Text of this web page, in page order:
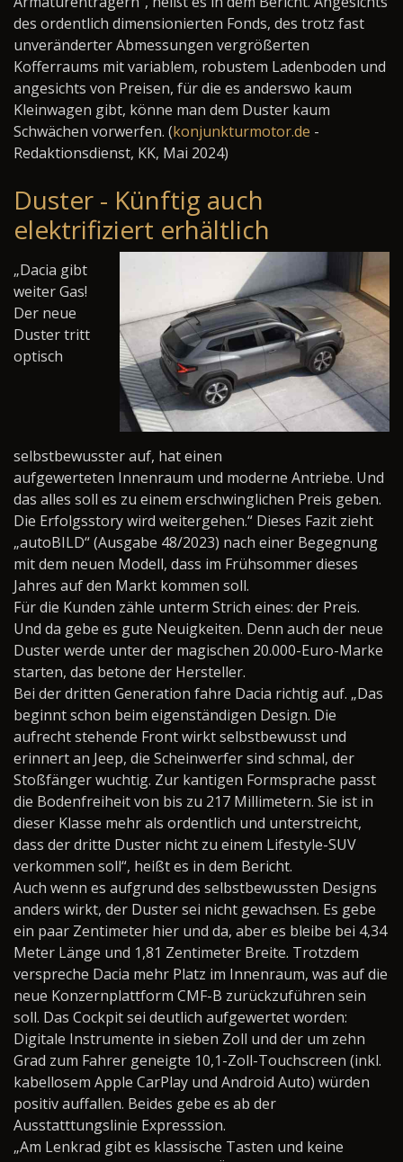
des ordentlich dimensionierten Fonds, des trotz fast
unveränderter Abmessungen vergrößerten
Kofferraums mit variablem, robustem Ladenboden und
angesichts von Preisen, für die es anderswo kaum
Kleinwagen gibt, könne man dem Duster kaum
Schwächen vorwerfen. (konjunkturmotor.de -
Redaktionsdienst, KK, Mai 2024)
Duster - Künftig auch
elektrifiziert erhältlich
„Dacia gibt
weiter Gas!
Der neue
Duster tritt
optisch
selbstbewusster auf, hat einen
aufgewerteten Innenraum und moderne Antriebe. Und
das alles soll es zu einem erschwinglichen Preis geben.
Die Erfolgsstory wird weitergehen.“ Dieses Fazit zieht
„autoBILD“ (Ausgabe 48/2023) nach einer Begegnung
mit dem neuen Modell, dass im Frühsommer dieses
Jahres auf den Markt kommen soll.
Für die Kunden zähle unterm Strich eines: der Preis.
Und da gebe es gute Neuigkeiten. Denn auch der neue
Duster werde unter der magischen 20.000-Euro-Marke
starten, das betone der Hersteller.
Bei der dritten Generation fahre Dacia richtig auf. „Das
beginnt schon beim eigenständigen Design. Die
aufrecht stehende Front wirkt selbstbewusst und
erinnert an Jeep, die Scheinwerfer sind schmal, der
Stoßfänger wuchtig. Zur kantigen Formsprache passt
die Bodenfreiheit von bis zu 217 Millimetern. Sie ist in
dieser Klasse mehr als ordentlich und unterstreicht,
dass der dritte Duster nicht zu einem Lifestyle-SUV
verkommen soll“, heißt es in dem Bericht.
Auch wenn es aufgrund des selbstbewussten Designs
anders wirkt, der Duster sei nicht gewachsen. Es gebe
ein paar Zentimeter hier und da, aber es bleibe bei 4,34
Meter Länge und 1,81 Zentimeter Breite. Trotzdem
verspreche Dacia mehr Platz im Innenraum, was auf die
neue Konzernplattform CMF-B zurückzuführen sein
soll. Das Cockpit sei deutlich aufgewertet worden:
Digitale Instrumente in sieben Zoll und der um zehn
Grad zum Fahrer geneigte 10,1-Zoll-Touchscreen (inkl.
kabellosem Apple CarPlay und Android Auto) würden
positiv auffallen. Beides gebe es ab der
Ausstatttungslinie Expresssion.
„Am Lenkrad gibt es klassische Tasten und keine